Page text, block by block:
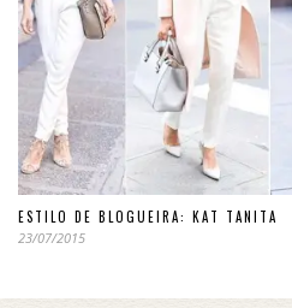
ESTILO DE BLOGUEIRA: KAT TANITA
23/07/2015